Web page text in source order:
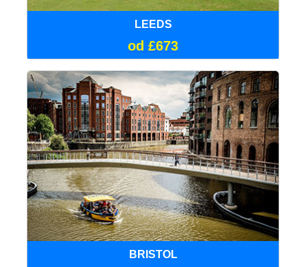
LEEDS
od £673
BRISTOL